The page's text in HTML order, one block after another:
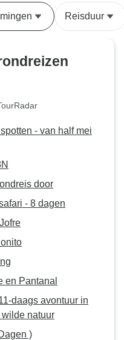
tijdens de eerste
regende, dus
niet doen, maar
voordat we 's
reisorganisatie
WhatsApp-
snel. Ze hielden
onze speciale
auto die groot
Reisduur
- van half mei
door
- 8 dagen
en Pantanal
daags avontuur in
wilde natuur
)